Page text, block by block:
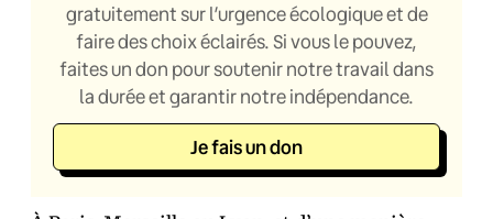
gratuitement sur l’urgence écologique et de
faire des choix éclairés. Si vous le pouvez,
faites un don pour soutenir notre travail dans
la durée et garantir notre indépendance.
Je fais un don